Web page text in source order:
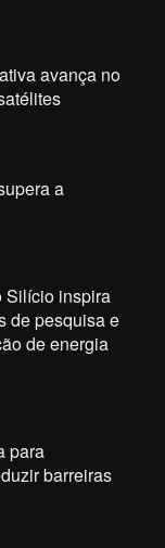
avança no
a
Silício inspira
de pesquisa e
de energia
para
barreiras